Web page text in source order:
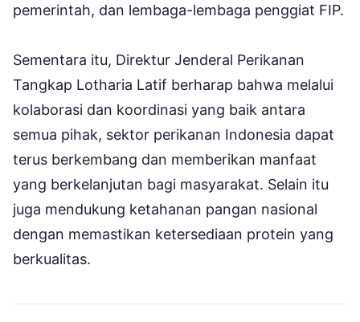
pemerintah, dan lembaga-lembaga penggiat FIP.
Sementara itu, Direktur Jenderal Perikanan
Tangkap Lotharia Latif berharap bahwa melalui
kolaborasi dan koordinasi yang baik antara
semua pihak, sektor perikanan Indonesia dapat
terus berkembang dan memberikan manfaat
yang berkelanjutan bagi masyarakat. Selain itu
juga mendukung ketahanan pangan nasional
dengan memastikan ketersediaan protein yang
berkualitas.